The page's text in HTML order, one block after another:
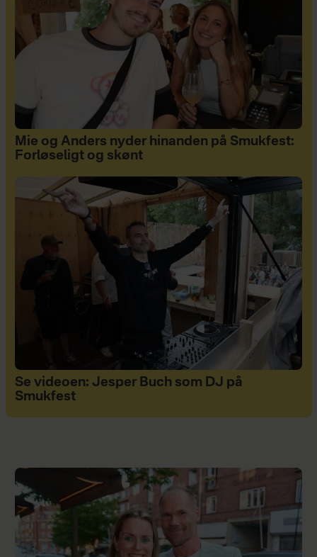
Mie og Anders nyder hinanden på Smukfest:
Forløseligt og skønt
Se videoen: Jesper Buch som DJ på
Smukfest